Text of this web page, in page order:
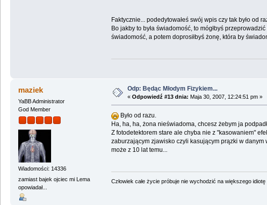
Faktycznie... podedytowałeś swój wpis czy tak było od
Bo jakby to była świadomość, to mógłbyś
świadomość, a potem doprosiłbyś żonę, która by
maziek
YaBB Administrator
God Member
Wiadomości: 14336
zamiast bajek ojciec mi Lema
opowiadał...
Odp: Będąc Młodym Fizykiem...
« Odpowiedź #13 dnia: Maja 30, 2007, 12:24:51 pm »
Było od razu.
Ha, ha, ha, żona nieświadoma, chcesz żebym ja
Z fotodetektorem stare ale chyba nie z "kasowaniem"
zaburzającym zjawisko czyli kasującym prązki w
może z 10 lat temu...
Człowiek całe życie próbuje nie wychodzić na większego